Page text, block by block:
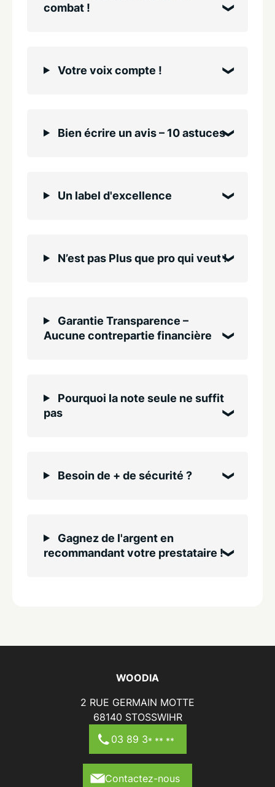
combat !
Votre voix compte !
Bien écrire un avis – 10 astuces
Un label d'excellence
N’est pas Plus que pro qui veut !
Garantie Transparence –
Aucune contrepartie financière
Pourquoi la note seule ne suffit
pas
Besoin de + de sécurité ?
Gagnez de l'argent en
recommandant votre prestataire !
WOODIA
2 RUE GERMAIN MOTTE
68140 STOSSWIHR
03 89 3* ** **
Contactez-nous